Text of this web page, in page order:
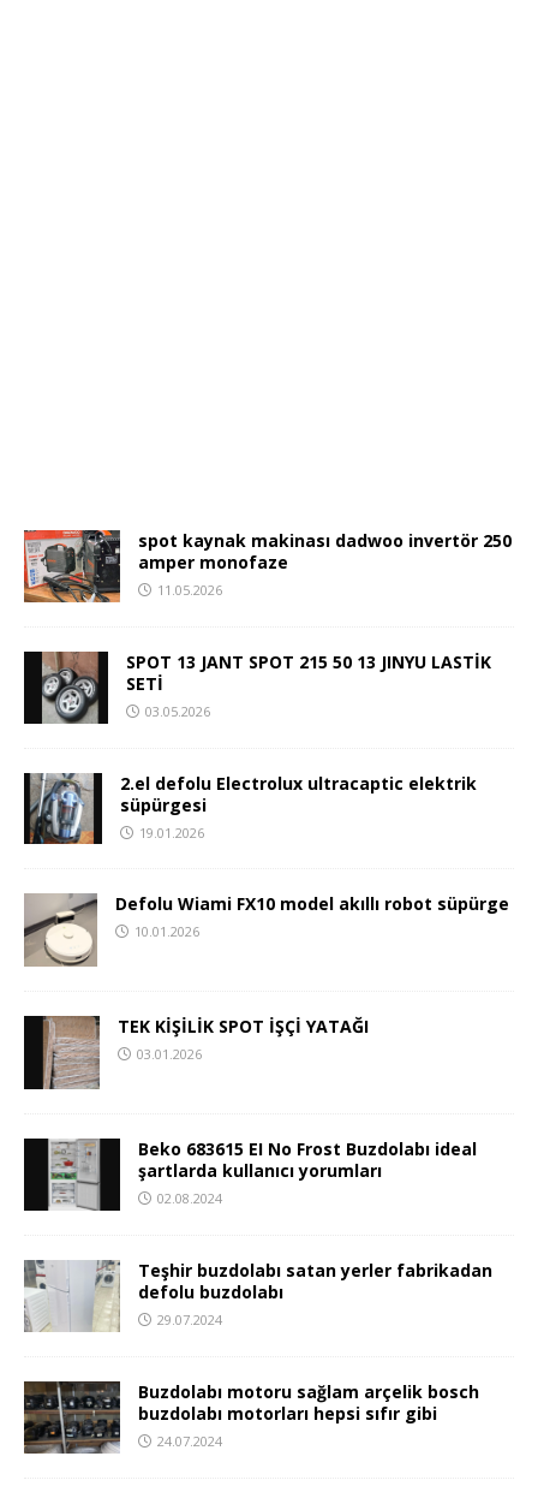
spot kaynak makinası dadwoo invertör 250
amper monofaze
11.05.2026
SPOT 13 JANT SPOT 215 50 13 JINYU LASTİK
SETİ
03.05.2026
2.el defolu Electrolux ultracaptic elektrik
süpürgesi
19.01.2026
Defolu Wiami FX10 model akıllı robot süpürge
10.01.2026
TEK KİŞİLİK SPOT İŞÇİ YATAĞI
03.01.2026
Beko 683615 EI No Frost Buzdolabı ideal
şartlarda kullanıcı yorumları
02.08.2024
Teşhir buzdolabı satan yerler fabrikadan
defolu buzdolabı
29.07.2024
Buzdolabı motoru sağlam arçelik bosch
buzdolabı motorları hepsi sıfır gibi
24.07.2024